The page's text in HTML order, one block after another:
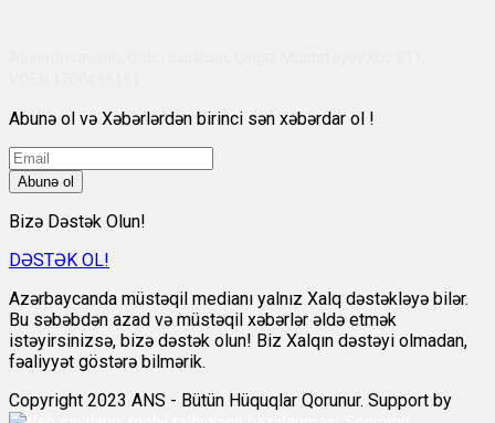
Abunə ol və Xəbərlərdən birinci sən xəbərdar ol !
Abunə ol
Bizə Dəstək Olun!
DƏSTƏK OL!
Azərbaycanda müstəqil medianı yalnız Xalq dəstəkləyə bilər.
Bu səbəbdən azad və müstəqil xəbərlər əldə etmək
istəyirsinizsə, bizə dəstək olun! Biz Xalqın dəstəyi olmadan,
fəaliyyət göstərə bilmərik.
Copyright 2023 ANS - Bütün Hüquqlar Qorunur. Support by